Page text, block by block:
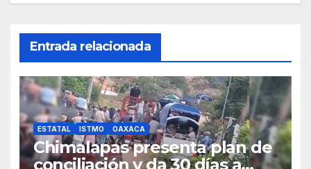
Entrada relacionada
ESTATAL ISTMO OAXACA
Chimalapas presenta plan de
conciliación y da 30 días a